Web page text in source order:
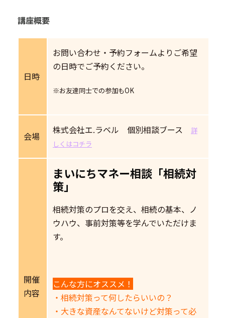
講座概要
日時
お問い合わせ・予約フォームよりご希望
の日時でご予約ください。
※お友達同士での参加もOK
会場
株式会社エ.ラベル 個別相談ブース
詳
しくはコチラ
開催
内容
まいにちマネー相談「相続対
策」
相続対策のプロを交え、相続の基本、ノ
ウハウ、事前対策等を学んでいただけま
す。
こんな方にオススメ！
・相続対策って何したらいいの？
・大きな資産なんてないけど対策って必